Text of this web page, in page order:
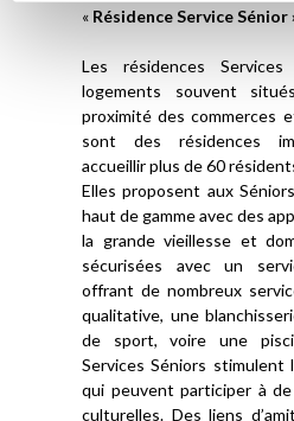
« Résidence Service Sénior
Les résidences
logements souvent
proximité des commerces
sont des résidences
accueillir plus de 60
Elles proposent aux
haut de gamme avec des
la grande vieillesse et
sécurisées avec un
offrant de nombreux
qualitative, une
de sport, voire une
Services Séniors stimulent
qui peuvent participer à
culturelles. Des liens